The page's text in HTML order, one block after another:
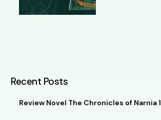
Recent Posts
Review Novel The Chronicles of Narnia 1